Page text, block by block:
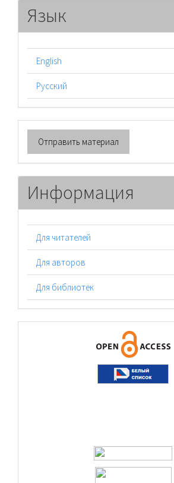
Язык
English
Русский
Отправить
материал
Отправить материал
Информация
Для читателей
Для авторов
Для библиотек